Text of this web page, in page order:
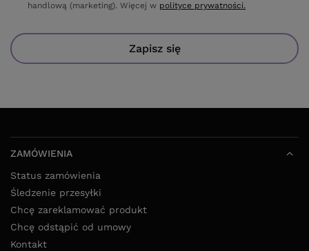
handlową (marketing). Więcej w polityce prywatności.
Zapisz się
ZAMÓWIENIA
Status zamówienia
Śledzenie przesyłki
Chcę zareklamować produkt
Chcę odstąpić od umowy
Kontakt